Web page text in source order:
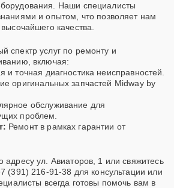
Наши специалисты
и опытом, что позволяет нам
качества.
спектр услуг по ремонту и
включая:
и точная диагностика неисправностей.
оригинальных запчастей Midway by
обслуживание для
проблем.
Ремонт в рамках гарантии от
ул. Авиаторов, 1 или свяжитесь
(391) 216-91-38 для консультации или
всегда готовы помочь вам в